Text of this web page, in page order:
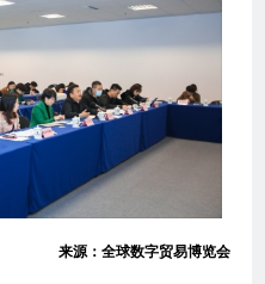
来源：全球数字贸易博览会